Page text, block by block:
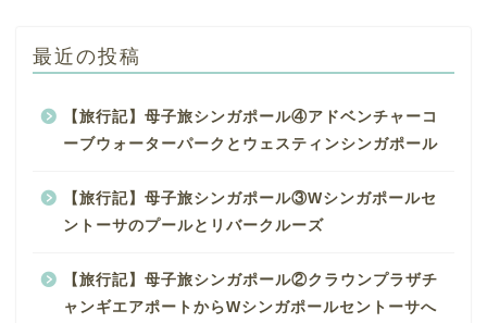
最近の投稿
【旅行記】母子旅シンガポール④アドベンチャーコ
ーブウォーターパークとウェスティンシンガポール
【旅行記】母子旅シンガポール③Wシンガポールセ
ントーサのプールとリバークルーズ
【旅行記】母子旅シンガポール②クラウンプラザチ
ャンギエアポートからWシンガポールセントーサへ